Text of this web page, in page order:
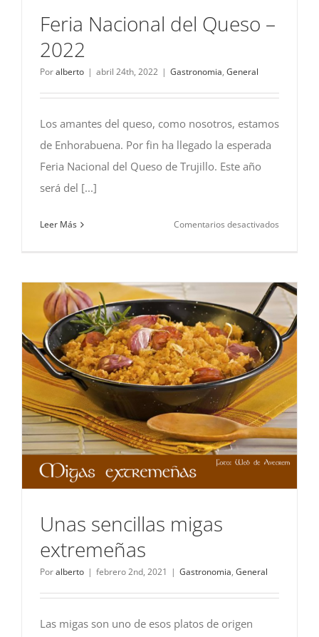
Feria Nacional del Queso –
2022
Poralberto | abril 24th, 2022 | Gastronomia, General
Los amantes del queso, como nosotros, estamos
de Enhorabuena. Por fin ha llegado la esperada
Feria Nacional del Queso de Trujillo. Este año
será del [...]
Leer Más Comentarios desactivados
Queso
2022
Unas sencillas migas
extremeñas
Poralberto | febrero 2nd, 2021 | Gastronomia, General
Las migas son uno de esos platos de origen